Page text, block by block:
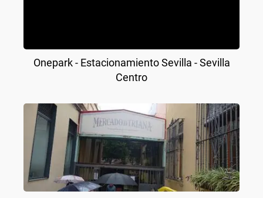
Onepark - Estacionamiento Sevilla - Sevilla
Centro